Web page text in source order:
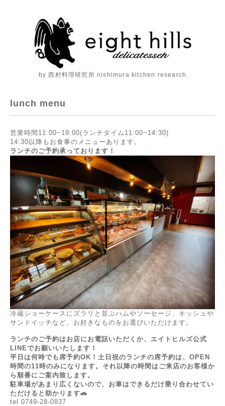
by 西村料理研究所 nishimura kitchen research
lunch menu
営業時間11:00~19:00(ランチタイム11:00~14:30)
14:30以降もお食事のメニューあります。
ランチのご予約承っております！
冷蔵ショーケースにズラリと並ぶハムやソーセージ、キッシュや
サンドイッチなど、お好きなものをお選びいただけます。
ランチのご予約はお店にお電話いただくか、エイトヒルズ公式
LINEでお願いいたします！
平日は何時でも席予約OK！土日祝のランチの席予約は、OPEN
時間の11時のみになります。それ以降の時間はご来店のお客様か
ら順番にご案内致します。
駐車場があまり広くないので、お車はできるだけ乗り合わせてい
ただけると助かります🚗
tel 0749-28-0837